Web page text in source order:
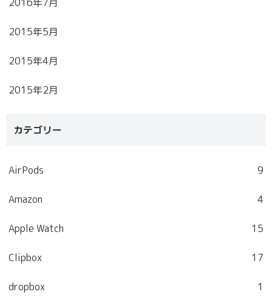
2015年5月
2015年4月
2015年2月
カテゴリー
AirPods 9
Amazon 4
Apple Watch 15
Clipbox 17
dropbox 1